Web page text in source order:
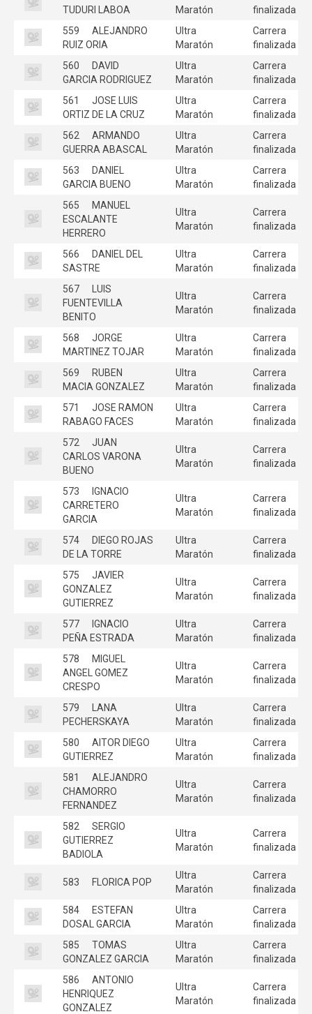
TUDURI LABOA
Maratón
finalizada
559
ALEJANDRO
RUIZ ORIA
Ultra
Maratón
Carrera
finalizada
560
DAVID
GARCIA RODRIGUEZ
Ultra
Maratón
Carrera
finalizada
561
JOSE LUIS
ORTIZ DE LA CRUZ
Ultra
Maratón
Carrera
finalizada
562
ARMANDO
GUERRA ABASCAL
Ultra
Maratón
Carrera
finalizada
563
DANIEL
GARCIA BUENO
Ultra
Maratón
Carrera
finalizada
565
MANUEL
ESCALANTE
HERRERO
Ultra
Maratón
Carrera
finalizada
566
DANIEL DEL
SASTRE
Ultra
Maratón
Carrera
finalizada
567
LUIS
FUENTEVILLA
BENITO
Ultra
Maratón
Carrera
finalizada
568
JORGE
MARTINEZ TOJAR
Ultra
Maratón
Carrera
finalizada
569
RUBEN
MACIA GONZALEZ
Ultra
Maratón
Carrera
finalizada
571
JOSE RAMON
RABAGO FACES
Ultra
Maratón
Carrera
finalizada
572
JUAN
CARLOS VARONA
BUENO
Ultra
Maratón
Carrera
finalizada
573
IGNACIO
CARRETERO
GARCIA
Ultra
Maratón
Carrera
finalizada
574
DIEGO ROJAS
DE LA TORRE
Ultra
Maratón
Carrera
finalizada
575
JAVIER
GONZALEZ
GUTIERREZ
Ultra
Maratón
Carrera
finalizada
577
IGNACIO
PEÑA ESTRADA
Ultra
Maratón
Carrera
finalizada
578
MIGUEL
ANGEL GOMEZ
CRESPO
Ultra
Maratón
Carrera
finalizada
579
LANA
PECHERSKAYA
Ultra
Maratón
Carrera
finalizada
580
AITOR DIEGO
GUTIERREZ
Ultra
Maratón
Carrera
finalizada
581
ALEJANDRO
CHAMORRO
FERNANDEZ
Ultra
Maratón
Carrera
finalizada
582
SERGIO
GUTIERREZ
BADIOLA
Ultra
Maratón
Carrera
finalizada
583 FLORICA POP
Ultra
Maratón
Carrera
finalizada
584
ESTEFAN
DOSAL GARCIA
Ultra
Maratón
Carrera
finalizada
585
TOMAS
GONZALEZ GARCIA
Ultra
Maratón
Carrera
finalizada
586
ANTONIO
HENRIQUEZ
GONZALEZ
Ultra
Maratón
Carrera
finalizada